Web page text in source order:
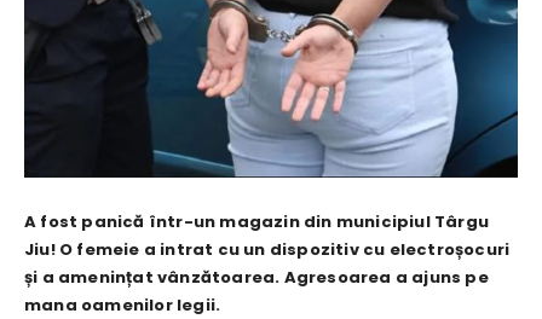
A fost panică într-un magazin din municipiul Târgu
Jiu! O femeie a intrat cu un dispozitiv cu electroșocuri
și a amenințat vânzătoarea. Agresoarea a ajuns pe
mana oamenilor legii.